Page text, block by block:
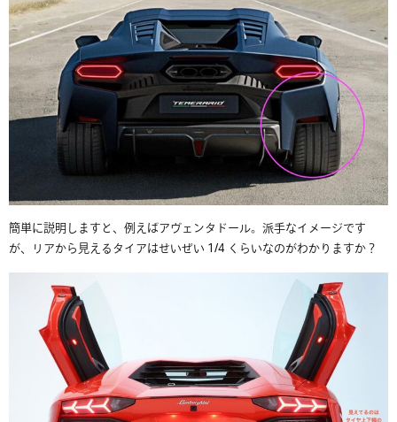
簡単に説明しますと、例えばアヴェンタドール。派手なイメージです
が、リアから見えるタイアはせいぜい 1/4 くらいなのがわかりますか？